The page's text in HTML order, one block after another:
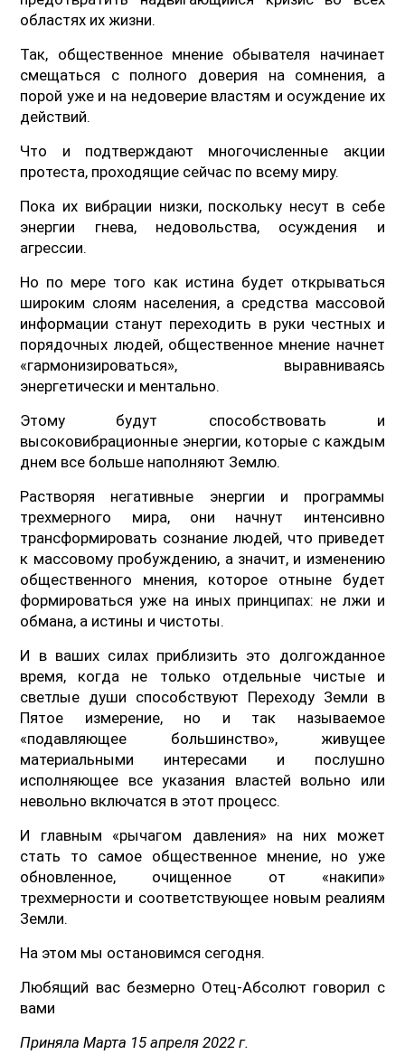
областях их жизни.
Так, общественное мнение обывателя начинает
смещаться с полного доверия на сомнения, а
порой уже и на недоверие властям и осуждение их
действий.
Что и подтверждают многочисленные акции
протеста, проходящие сейчас по всему миру.
Пока их вибрации низки, поскольку несут в себе
энергии гнева, недовольства, осуждения и
агрессии.
Но по мере того как истина будет открываться
широким слоям населения, а средства массовой
информации станут переходить в руки честных и
порядочных людей, общественное мнение начнет
«гармонизироваться», выравниваясь
энергетически и ментально.
Этому будут способствовать и
высоковибрационные энергии, которые с каждым
днем все больше наполняют Землю.
Растворяя негативные энергии и программы
трехмерного мира, они начнут интенсивно
трансформировать сознание людей, что приведет
к массовому пробуждению, а значит, и изменению
общественного мнения, которое отныне будет
формироваться уже на иных принципах: не лжи и
обмана, а истины и чистоты.
И в ваших силах приблизить это долгожданное
время, когда не только отдельные чистые и
светлые души способствуют Переходу Земли в
Пятое измерение, но и так называемое
«подавляющее большинство», живущее
материальными интересами и послушно
исполняющее все указания властей вольно или
невольно включатся в этот процесс.
И главным «рычагом давления» на них может
стать то самое общественное мнение, но уже
обновленное, очищенное от «накипи»
трехмерности и соответствующее новым реалиям
Земли.
На этом мы остановимся сегодня.
Любящий вас безмерно Отец-Абсолют говорил с
вами
Приняла Марта 15 апреля 2022 г.